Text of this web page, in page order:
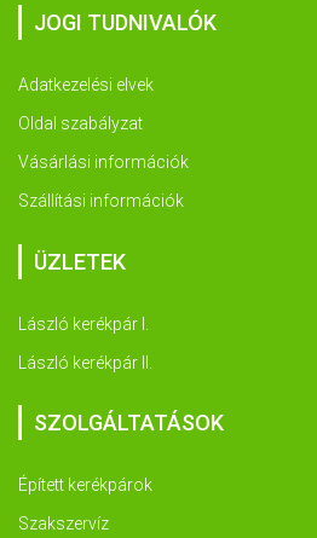
JOGI TUDNIVALÓK
Adatkezelési elvek
Oldal szabályzat
Vásárlási információk
Szállítási információk
ÜZLETEK
László kerékpár I.
László kerékpár II.
SZOLGÁLTATÁSOK
Épített kerékpárok
Szakszervíz